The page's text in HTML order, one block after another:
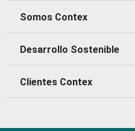
Somos Contex
Desarrollo Sostenible
Clientes Contex